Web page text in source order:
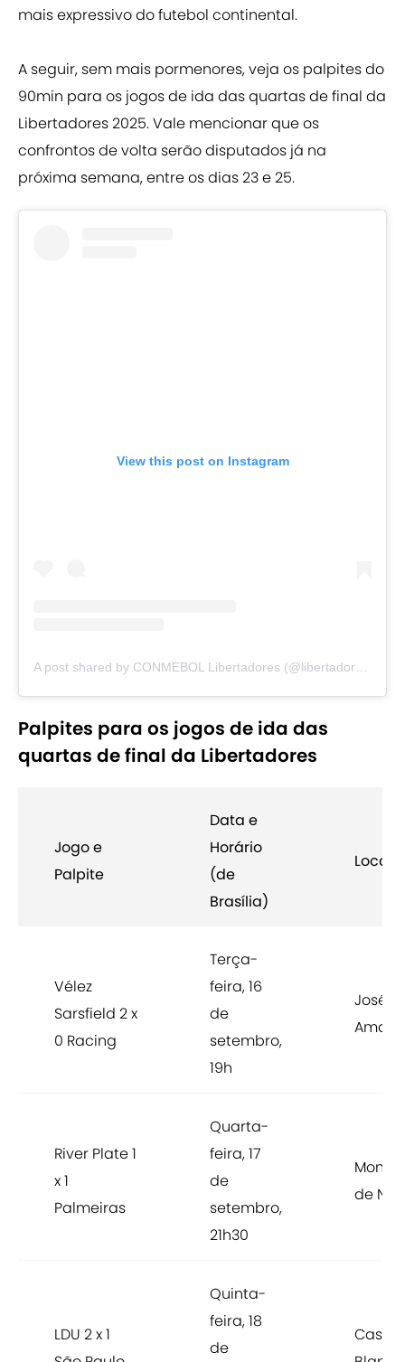
mais expressivo do futebol continental.
A seguir, sem mais pormenores, veja os palpites do
90min para os jogos de ida das quartas de final da
Libertadores 2025. Vale mencionar que os
confrontos de volta serão disputados já na
próxima semana, entre os dias 23 e 25.
View this post on Instagram
Palpites para os jogos de ida das
quartas de final da Libertadores
Jogo e
Palpite
Data e
Horário
(de
Brasília)
Local
Vélez
Sarsfield 2 x
0 Racing
Terça-
feira, 16
de
setembro,
19h
José
River Plate 1
x 1
Palmeiras
Quarta-
feira, 17
de
setembro,
21h30
de
LDU 2 x 1
Quinta-
feira, 18
de
Casa